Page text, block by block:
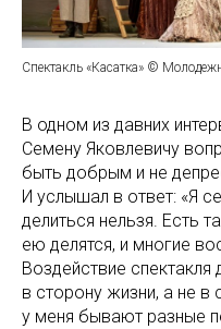
Спектакль «Касатка» ©
В одном из давних
Семену Яковлевичу
быть добрым и не
И услышал в ответ: «Я
делиться нельзя. Есть
ею делятся, и многие
Воздействие
в сторону жизни, а не в
у меня бывают разные